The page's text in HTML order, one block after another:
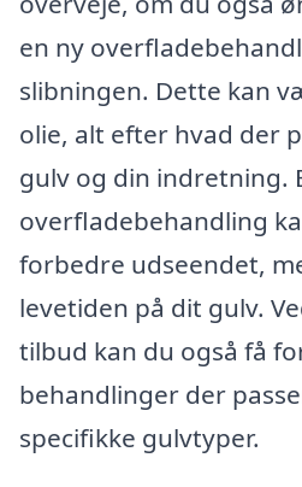
en ny
slibningen. Dette kan
olie, alt efter hvad der
gulv og din indretning.
overfladebehandling
forbedre udseendet,
levetiden på dit gulv.
tilbud kan du også få
behandlinger der
specifikke gulvtyper.